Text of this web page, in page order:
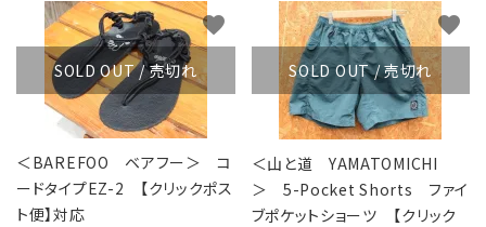
SOLD OUT / 売切れ
＜BAREFOO ベアフー＞ コ
ードタイプEZ-2 【クリックポス
ト便】対応
favorite
SOLD OUT / 売切れ
＜山と道 YAMATOMICHI
＞ 5-Pocket Shorts ファイ
ブポケットショーツ 【クリック
favorite